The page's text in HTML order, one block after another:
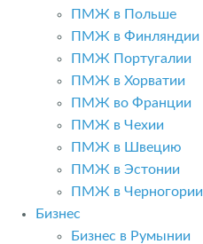
ПМЖ в Польше
ПМЖ в Финляндии
ПМЖ Португалии
ПМЖ в Хорватии
ПМЖ во Франции
ПМЖ в Чехии
ПМЖ в Швецию
ПМЖ в Эстонии
ПМЖ в Черногории
Бизнес
Бизнес в Румынии